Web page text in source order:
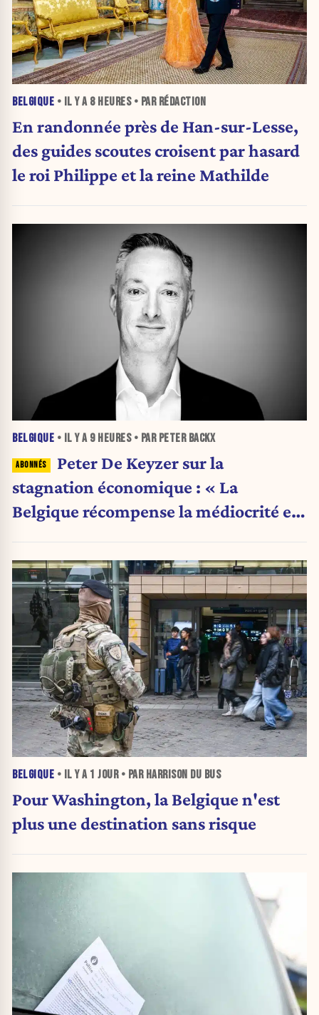
BELGIQUE • IL Y A 8 HEURES• PAR RÉDACTION
En randonnée près de Han-sur-Lesse,
des guides scoutes croisent par hasard
le roi Philippe et la reine Mathilde
BELGIQUE • IL Y A 9 HEURES• PAR PETER BACKX
Peter De Keyzer sur la
stagnation économique : « La
Belgique récompense la médiocrité et
BELGIQUE • IL Y A 1 JOUR• PAR HARRISON DU BUS
Pour Washington, la Belgique n'est
plus une destination sans risque